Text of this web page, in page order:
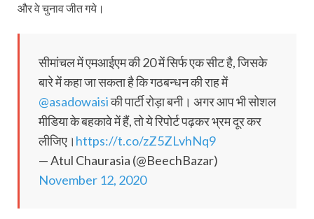
और वे चुनाव जीत गये।
सीमांचल में एमआईएम की 20 में सिर्फ एक सीट है, जिसके
बारे में कहा जा सकता है कि गठबन्धन की राह में
@asadowaisiकी पार्टी रोड़ा बनी। अगर आप भी सोशल
मीडिया के बहकावे में हैं, तो ये रिपोर्ट पढ़कर भ्रम दूर कर
लीजिए। https://t.co/zZ5ZLvhNq9
— Atul Chaurasia (@BeechBazar)
November 12, 2020